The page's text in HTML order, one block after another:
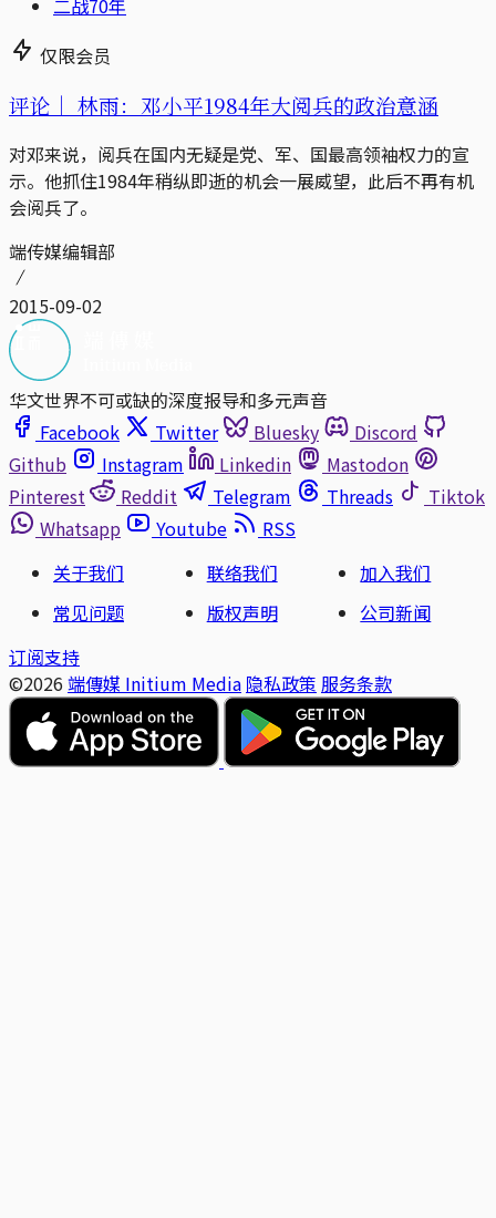
二战70年
仅限会员
评论｜ 林雨：邓小平1984年大阅兵的政治意涵
对邓来说，阅兵在国内无疑是党、军、国最高领袖权力的宣
示。他抓住1984年稍纵即逝的机会一展威望，此后不再有机
会阅兵了。
端传媒编辑部
2015-09-02
华文世界不可或缺的深度报导和多元声音
Facebook
Twitter Bluesky
Discord
Github
Instagram Linkedin
Mastodon
Pinterest
Reddit Telegram Threads
Tiktok
Whatsapp
Youtube
RSS
关于我们
联络我们
加入我们
常见问题
版权声明
公司新闻
订阅支持
©2026 端傳媒 Initium Media 隐私政策 服务条款